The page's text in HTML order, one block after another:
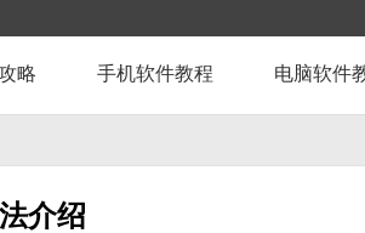
略 手机软件教程 电脑软件
介绍